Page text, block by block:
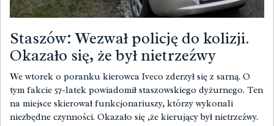
Staszów: Wezwał policję do kolizji.
Okazało się, że był nietrzeźwy
We wtorek o poranku kierowca Iveco zderzył się z sarną. O
tym fakcie 57-latek powiadomił staszowskiego dyżurnego. Ten
na miejsce skierował funkcjonariuszy, którzy wykonali
niezbędne czynności. Okazało się ,że kierujący był nietrzeźwy.